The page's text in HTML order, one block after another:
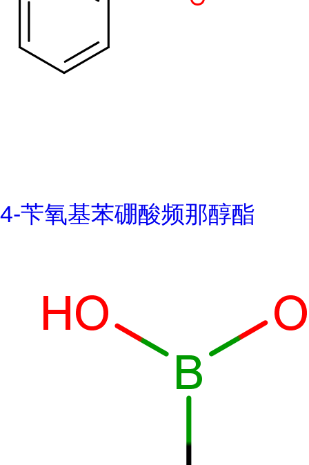
4-苄氧基苯硼酸频那醇酯